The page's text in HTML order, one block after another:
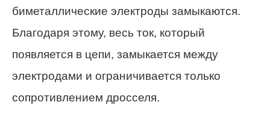
биметаллические электроды замыкаются.
Благодаря этому, весь ток, который
появляется в цепи, замыкается между
электродами и ограничивается только
сопротивлением дросселя.